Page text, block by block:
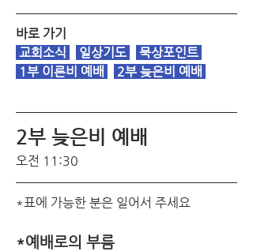
바로 가기
교회소식
일상기도
묵상포인트
1부 이른비 예배
2부 늦은비 예배
2부 늦은비 예배
오전 11:30
*표에 가능한 분은 일어서 주세요
*예배로의 부름